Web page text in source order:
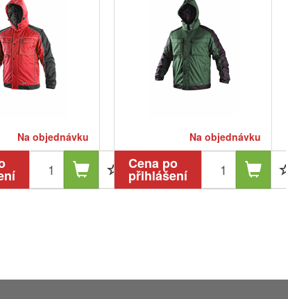
Na objednávku Na objednávku
Cena po
přihlášení